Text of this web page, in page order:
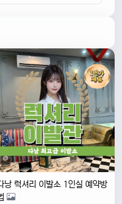
낭 럭셔리 이발소 1인실 예약방